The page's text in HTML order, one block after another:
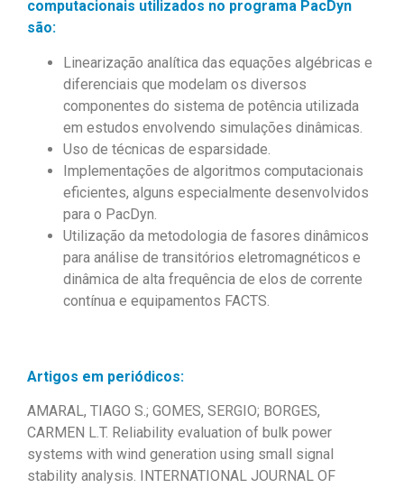
computacionais utilizados no programa PacDyn
são:
Linearização analítica das equações algébricas e
diferenciais que modelam os diversos
componentes do sistema de potência utilizada
em estudos envolvendo simulações dinâmicas.
Uso de técnicas de esparsidade.
Implementações de algoritmos computacionais
eficientes, alguns especialmente desenvolvidos
para o PacDyn.
Utilização da metodologia de fasores dinâmicos
para análise de transitórios eletromagnéticos e
dinâmica de alta frequência de elos de corrente
contínua e equipamentos FACTS.
Artigos em periódicos:
AMARAL, TIAGO S.; GOMES, SERGIO; BORGES,
CARMEN L.T. Reliability evaluation of bulk power
systems with wind generation using small signal
stability analysis. INTERNATIONAL JOURNAL OF